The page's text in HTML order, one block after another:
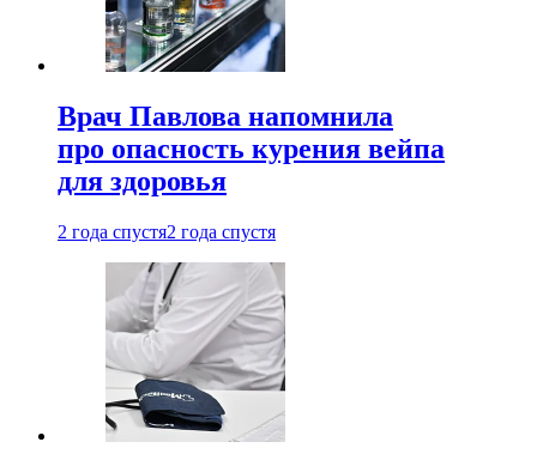
Врач Павлова напомнила
про опасность курения вейпа
для здоровья
2 года спустя2 года спустя